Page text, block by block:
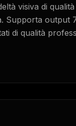
visiva di qualità
Supporta output
di qualità